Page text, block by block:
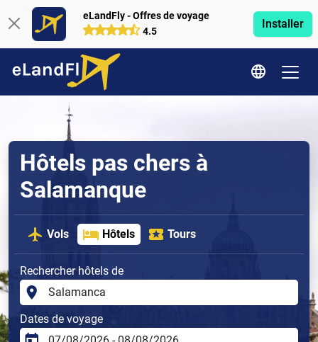
eLandFly - Offres de voyage
4.5
Installer
Hôtels pas chers à
Salamanque
Vols Hôtels Tours
Rechercher hôtels de
Dates de voyage